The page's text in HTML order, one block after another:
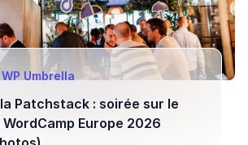
Umbrella
Patchstack : soirée sur le
Europe 2026